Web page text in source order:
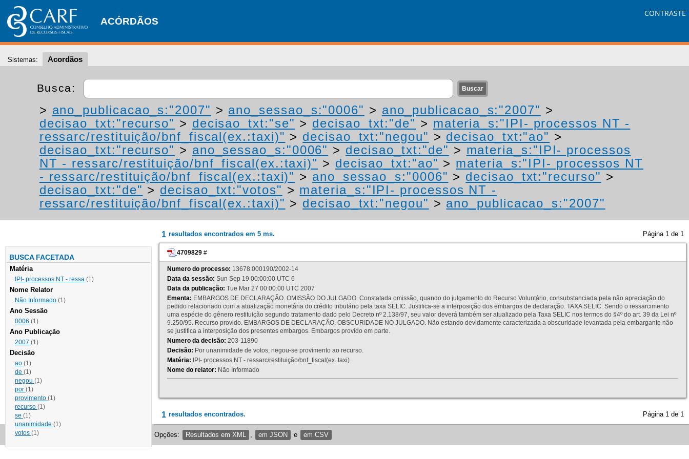
ACÓRDÃOS
CONTRASTE
Sistemas: Acordãos
Busca:
> ano_publicacao_s:"2007" > ano_sessao_s:"0006" > ano_publicacao_s:"2007" >
decisao_txt:"recurso" > decisao_txt:"se" > decisao_txt:"de" > materia_s:"IPI- processos NT -
ressarc/restituição/bnf_fiscal(ex.:taxi)" > decisao_txt:"negou" > decisao_txt:"ao" >
decisao_txt:"recurso" > ano_sessao_s:"0006" > decisao_txt:"de" > materia_s:"IPI- processos
NT - ressarc/restituição/bnf_fiscal(ex.:taxi)" > decisao_txt:"ao" > materia_s:"IPI- processos NT
- ressarc/restituição/bnf_fiscal(ex.:taxi)" > ano_sessao_s:"0006" > decisao_txt:"recurso" >
decisao_txt:"de" > decisao_txt:"votos" > materia_s:"IPI- processos NT -
ressarc/restituição/bnf_fiscal(ex.:taxi)" > decisao_txt:"negou" > ano_publicacao_s:"2007"
BUSCA FACETADA
Matéria
IPI- processos NT - ressa (1)
Nome Relator
Não Informado (1)
Ano Sessão
0006 (1)
Ano Publicação
2007 (1)
Decisão
ao (1)
de (1)
negou (1)
por (1)
provimento (1)
recurso (1)
se (1)
unanimidade (1)
votos (1)
1 resultados encontrados em 5 ms. Página 1 de 1
4709829 #
Numero do processo: 13678.000190/2002-14
Data da sessão: Sun Sep 19 00:00:00 UTC 6
Data da publicação: Tue Mar 27 00:00:00 UTC 2007
Ementa: EMBARGOS DE DECLARAÇÃO. OMISSÃO DO JULGADO. Constatada omissão, quando do julgamento do Recurso Voluntário, consubstanciada pela não apreciação do
pedido relacionado com a atualização monetária do crédito tributário pela taxa SELIC. Justifica-se a interposição dos embargos de declaração. TAXA SELIC. Sendo o ressarcimento
uma espécie do gênero restituição segundo tratamento dado pelo Decreto nº 2.138/97, seu valor deverá também ser atualizado pela Taxa SELIC nos termos do §4º do art. 39 da Lei nº
9.250/95. Recurso provido. EMBARGOS DE DECLARAÇÃO. OBSCURIDADE NO JULGADO. Não estando devidamente caracterizada a obscuridade levantada pela embargante não
se justifica a interposição dos presentes embargos. Embargos provido em parte.
Numero da decisão: 203-11890
Decisão: Por unanimidade de votos, negou-se provimento ao recurso.
Matéria: IPI- processos NT - ressarc/restituição/bnf_fiscal(ex.:taxi)
Nome do relator: Não Informado
1 resultados encontrados. Página 1 de 1
Opções: Resultados em XML em JSON e em CSV